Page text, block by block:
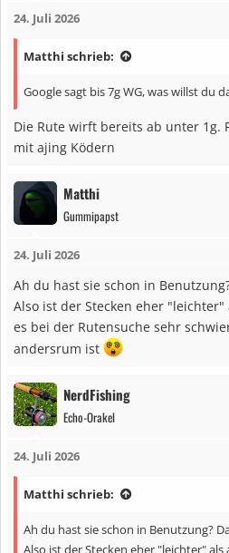
24. Juli 2026
Matthi schrieb:
Google sagt bis 7g WG, was willst du
Die Rute wirft bereits ab unter 1g.
mit ajing Ködern
Matthi
Gummipapst
24. Juli 2026
Ah du hast sie schon in
Also ist der Stecken eher "leichter"
es bei der Rutensuche sehr
andersrum ist
NerdFishing
Echo-Orakel
24. Juli 2026
Matthi schrieb:
Ah du hast sie schon in Benutzung?
Also ist der Stecken eher "leichter" als